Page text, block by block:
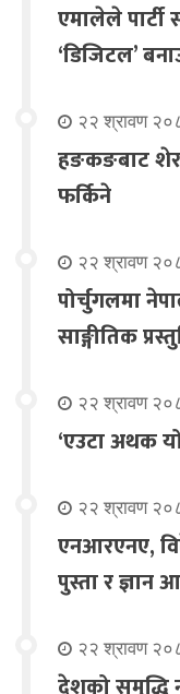
एमालेले पार्टी
‘डिजिटल’
२२ श्रावण
हङकङबाट
फर्किने
२२ श्रावण
पोर्चुगलमा
साङ्गीतिक
२२ श्रावण
‘एउटा अथक
२२ श्रावण
एनआरएनए,
पुस्ता र ज्ञान
२२ श्रावण